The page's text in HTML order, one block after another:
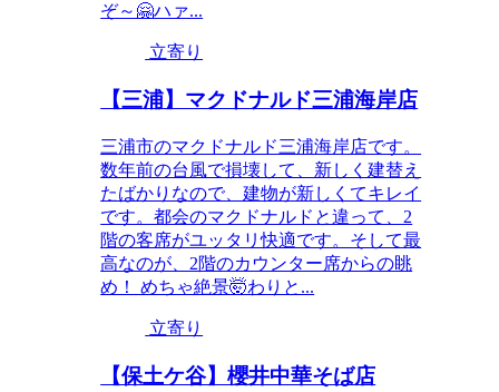
ぞ～🤗ハァ...
立寄り
【三浦】マクドナルド三浦海岸店
三浦市のマクドナルド三浦海岸店です。
数年前の台風で損壊して、新しく建替え
たばかりなので、建物が新しくてキレイ
です。都会のマクドナルドと違って、2
階の客席がユッタリ快適です。そして最
高なのが、2階のカウンター席からの眺
め！ めちゃ絶景🤯わりと...
立寄り
【保土ケ谷】櫻井中華そば店